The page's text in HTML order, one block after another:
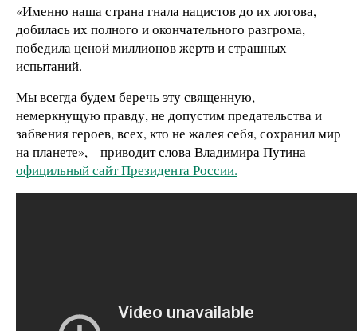
«Именно наша страна гнала нацистов до их логова,
добилась их полного и окончательного разгрома,
победила ценой миллионов жертв и страшных
испытаний.
Мы всегда будем беречь эту священную,
немеркнущую правду, не допустим предательства и
забвения героев, всех, кто не жалея себя, сохранил мир
на планете», – приводит слова Владимира Путина
официльный сайт Президента России.